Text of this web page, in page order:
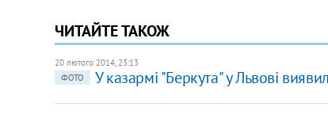
ЧИТАЙТЕ ТАКОЖ
20 лютого 2014, 23:13
ФОТО
У казармі "Беркута" у Львові